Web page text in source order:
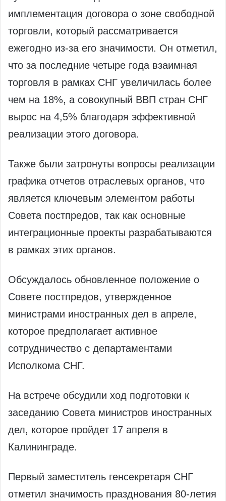
имплементация договора о зоне свободной
торговли, который рассматривается
ежегодно из-за его значимости. Он отметил,
что за последние четыре года взаимная
торговля в рамках СНГ увеличилась более
чем на 18%, а совокупный ВВП стран СНГ
вырос на 4,5% благодаря эффективной
реализации этого договора.
Также были затронуты вопросы реализации
графика отчетов отраслевых органов, что
является ключевым элементом работы
Совета постпредов, так как основные
интеграционные проекты разрабатываются
в рамках этих органов.
Обсуждалось обновленное положение о
Совете постпредов, утвержденное
министрами иностранных дел в апреле,
которое предполагает активное
сотрудничество с департаментами
Исполкома СНГ.
На встрече обсудили ход подготовки к
заседанию Совета министров иностранных
дел, которое пройдет 17 апреля в
Калининграде.
Первый заместитель генсекретаря СНГ
отметил значимость празднования 80-летия